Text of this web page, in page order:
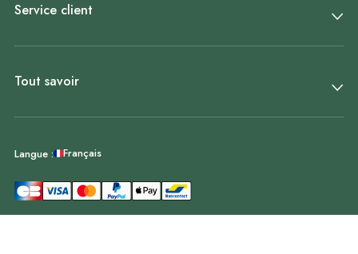
Service client
Tout savoir
Langue : Français